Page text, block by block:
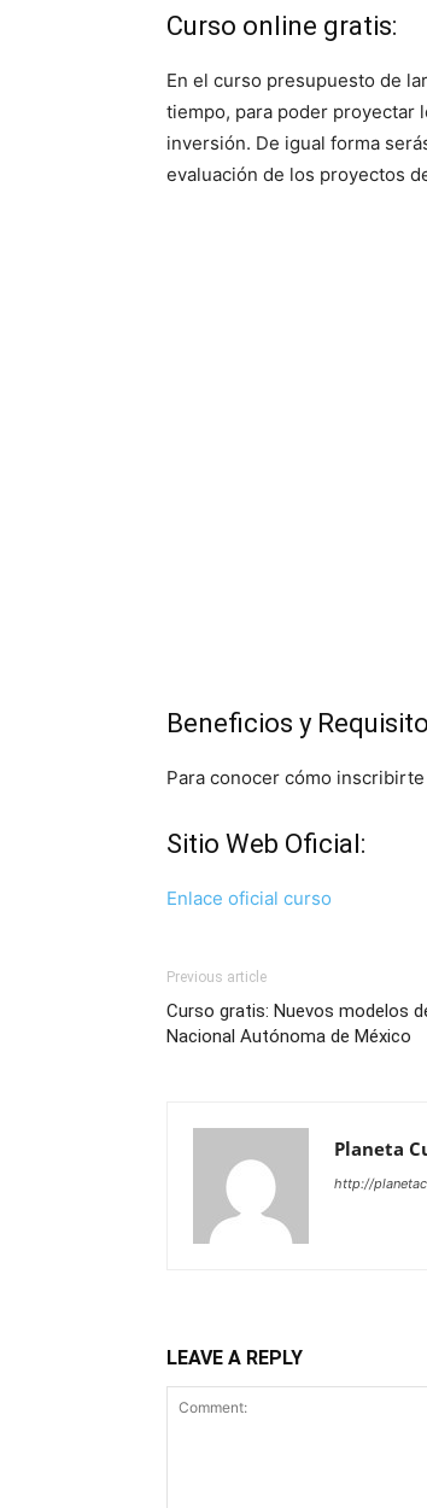
Curso online gratis:
En el curso presupuesto de
tiempo, para poder proyectar
inversión. De igual forma
evaluación de los proyectos
Beneficios y
Para conocer cómo
Sitio Web Oficial:
Enlace oficial curso
Previous article
Curso gratis: Nuevos modelos
Nacional Autónoma de México
Planeta
http://
LEAVE A REPLY